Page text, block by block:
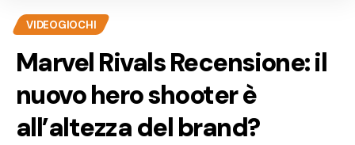
VIDEOGIOCHI
Marvel Rivals Recensione: il
nuovo hero shooter è
all’altezza del brand?